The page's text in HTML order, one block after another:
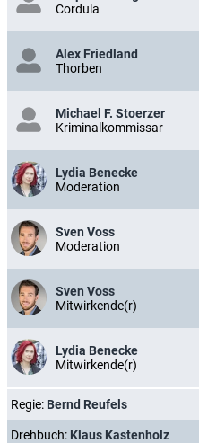
Cordula
Alex Friedland
Thorben
Michael F. Stoerzer
Kriminalkommissar
Lydia Benecke
Moderation
Sven Voss
Moderation
Sven Voss
Mitwirkende(r)
Lydia Benecke
Mitwirkende(r)
Regie: Bernd Reufels
Drehbuch: Klaus Kastenholz